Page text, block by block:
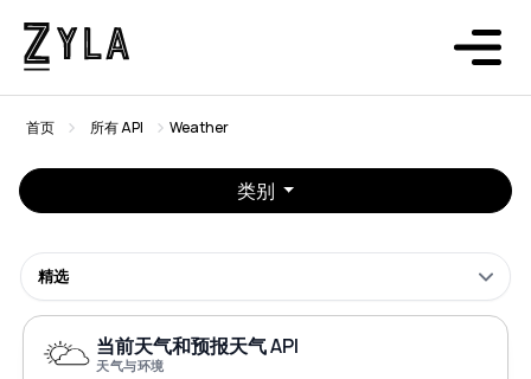
首页 所有 API Weather
类别
精选
当前天气和预报天气 API
天气与环境